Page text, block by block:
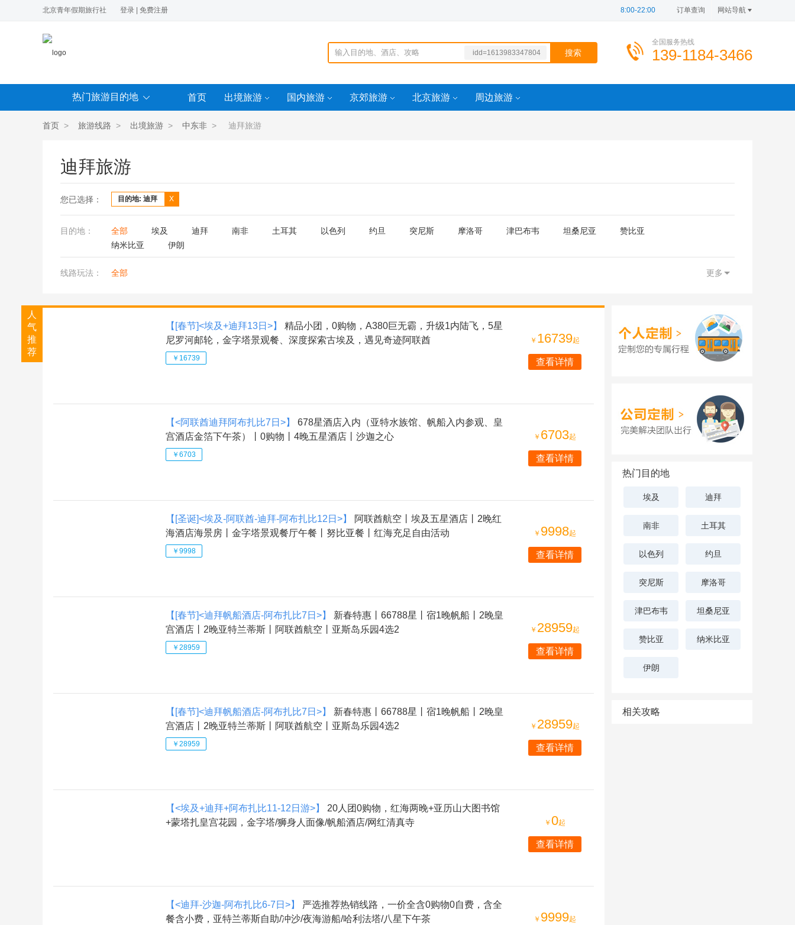
北京青年假期旅行社 登录 免费注册 8:00-22:00 订单查询 网站导航
idd=1613983347804
全国服务热线
139-1184-3466
热门旅游目的地 首页 出境旅游 国内旅游 京郊旅游 北京旅游 周边旅游
首页 > 旅游线路 > 出境旅游 > 中东非 > 迪拜旅游
迪拜旅游
您已选择： 目的地: 迪拜 X
目的地： 全部 埃及 迪拜 南非 土耳其 以色列 约旦 突尼斯 摩洛哥 津巴布韦 坦桑尼亚
赞比亚
纳米比亚
伊朗
线路玩法： 全部 更多
人
气
推
荐
【[春节]<埃及+迪拜13日>】
精品小团，0购物，A380巨无霸，升级1内陆飞，5星
尼罗河邮轮，金字塔景观餐、深度探索古埃及，遇见奇迹阿联酋
￥16739
￥ 16739起
查看详情
【<阿联酋迪拜阿布扎比7日>】
678星酒店入内（亚特水族馆、帆船入内参观、皇
宫酒店金箔下午茶）丨0购物丨4晚五星酒店丨沙迦之心
￥6703
￥ 6703起
查看详情
【[圣诞]<埃及-阿联酋-迪拜-阿布扎比12日>】
阿联酋航空丨埃及五星酒店丨2晚红
海酒店海景房丨金字塔景观餐厅午餐丨努比亚餐丨红海充足自由活动
￥9998
￥ 9998起
查看详情
【[春节]<迪拜帆船酒店-阿布扎比7日>】
新春特惠丨66788星丨宿1晚帆船丨2晚皇
宫酒店丨2晚亚特兰蒂斯丨阿联酋航空丨亚斯岛乐园4选2
￥28959
￥ 28959起
查看详情
【[春节]<迪拜帆船酒店-阿布扎比7日>】
新春特惠丨66788星丨宿1晚帆船丨2晚皇
宫酒店丨2晚亚特兰蒂斯丨阿联酋航空丨亚斯岛乐园4选2
￥28959
￥ 28959起
查看详情
【<埃及+迪拜+阿布扎比11-12日游>】
20人团0购物，红海两晚+亚历山大图书馆
+蒙塔扎皇宫花园，金字塔/狮身人面像/帆船酒店/网红清真寺
￥ 0起
查看详情
【<迪拜-沙迦-阿布扎比6-7日>】
严选推荐热销线路，一价全含0购物0自费，含全
餐含小费，亚特兰蒂斯自助/冲沙/夜海游船/哈利法塔/八星下午茶
￥ 9999起
热门目的地
埃及 迪拜
南非 土耳其
以色列 约旦
突尼斯 摩洛哥
津巴布韦 坦桑尼亚
赞比亚 纳米比亚
伊朗
相关攻略